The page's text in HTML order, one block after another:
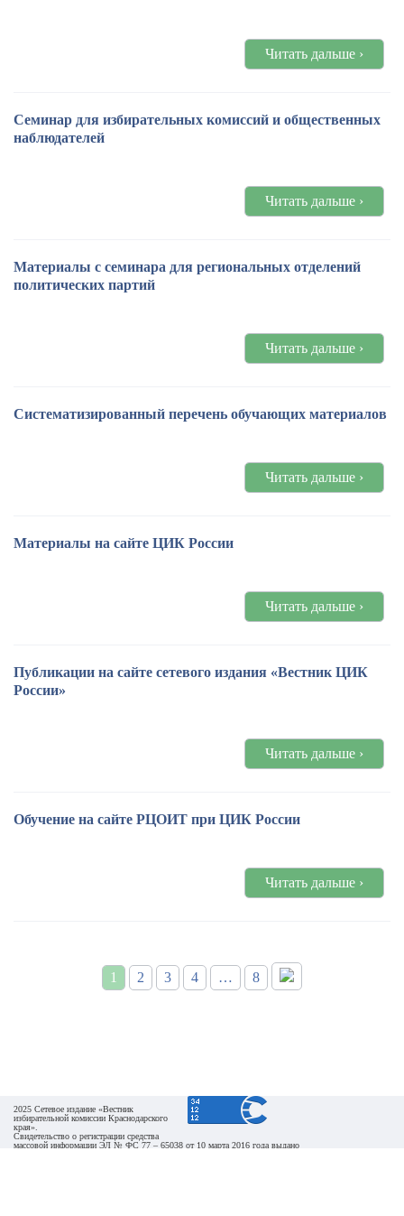
Читать дальше ›
Семинар для избирательных комиссий и общественных
наблюдателей
Читать дальше ›
Материалы с семинара для региональных отделений
политических партий
Читать дальше ›
Систематизированный перечень обучающих материалов
Читать дальше ›
Материалы на сайте ЦИК России
Читать дальше ›
Публикации на сайте сетевого издания «Вестник ЦИК
России»
Читать дальше ›
Обучение на сайте РЦОИТ при ЦИК России
Читать дальше ›
1 2 3 4 … 8
2025 Сетевое издание «Вестник
избирательной комиссии Краснодарского
края».
Свидетельство о регистрации средства
массовой информации ЭЛ № ФС 77 – 65038 от 10 марта 2016 года выдано